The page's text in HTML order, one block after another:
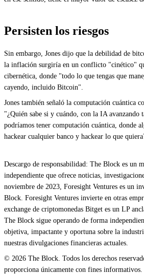
Persisten los riesgos
Sin embargo, Jones dijo que la debilidad de
la inflación surgiría en un conflicto "cinético"
cibernética, donde "todo lo que tengas que
cayendo, incluido Bitcoin".
Jones también señaló la computación cuántica
"¿Quién sabe si y cuándo, con la IA avanzando
podríamos tener computación cuántica, donde
hackear cualquier banco y hackear lo que
Descargo de responsabilidad: The Block es un
independiente que ofrece noticias,
noviembre de 2023, Foresight Ventures es un
Block. Foresight Ventures invierte en otras
exchange de criptomonedas Bitget es un LP
The Block sigue operando de forma
objetiva, impactante y oportuna sobre la
nuestras divulgaciones financieras actuales.
© 2026 The Block. Todos los derechos
proporciona únicamente con fines informativos.